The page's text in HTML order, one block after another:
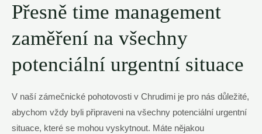
Přesně time management
zaměření na všechny
potenciální urgentní situace
V naší zámečnické pohotovosti v Chrudimi je pro nás důležité,
abychom vždy byli připraveni na všechny potenciální urgentní
situace, které se mohou vyskytnout. Máte nějakou